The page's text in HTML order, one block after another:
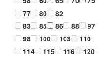
77
80
82
83
85 86 88
97
98
100 103
110
114
115 116
120